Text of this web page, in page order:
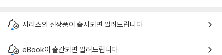
시리즈의 신상품이 출시되면 알려드립니다.
eBook이 출간되면 알려드립니다.